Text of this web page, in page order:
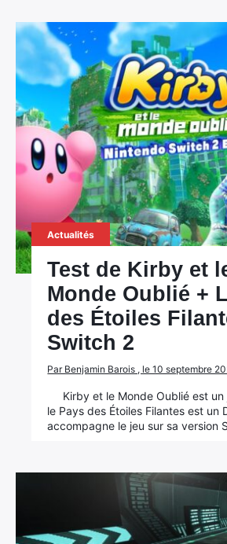
Actualités
Test de Kirby et
Monde Oublié +
des Étoiles
Switch 2
Par Benjamin Barois , le 10 septembre
Kirby et le Monde Oublié est
le Pays des Étoiles Filantes est un
accompagne le jeu sur sa version